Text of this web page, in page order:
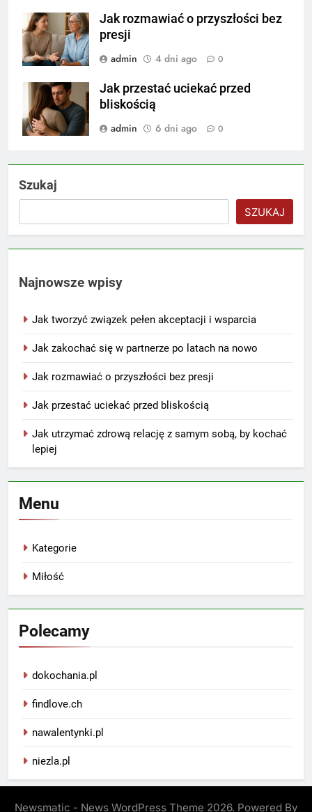
Jak rozmawiać o przyszłości bez
presji
admin
4 dni ago 0
Jak przestać uciekać przed
bliskością
admin
6 dni ago 0
Szukaj
SZUKAJ
Najnowsze wpisy
Jak tworzyć związek pełen akceptacji i wsparcia
Jak zakochać się w partnerze po latach na nowo
Jak rozmawiać o przyszłości bez presji
Jak przestać uciekać przed bliskością
Jak utrzymać zdrową relację z samym sobą, by kochać
lepiej
Menu
Kategorie
Miłość
Polecamy
dokochania.pl
findlove.ch
nawalentynki.pl
niezla.pl
Newsmatic - News WordPress Theme 2026. Powered By